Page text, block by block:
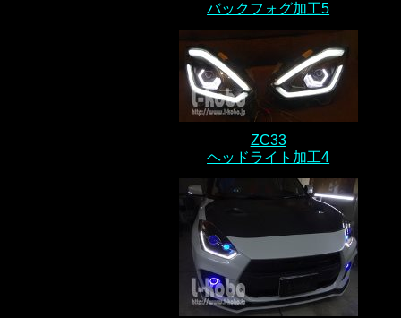
バックフォグ加工5
ZC33
ヘッドライト加工4